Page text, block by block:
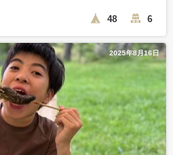
48 6
2025年8月16日